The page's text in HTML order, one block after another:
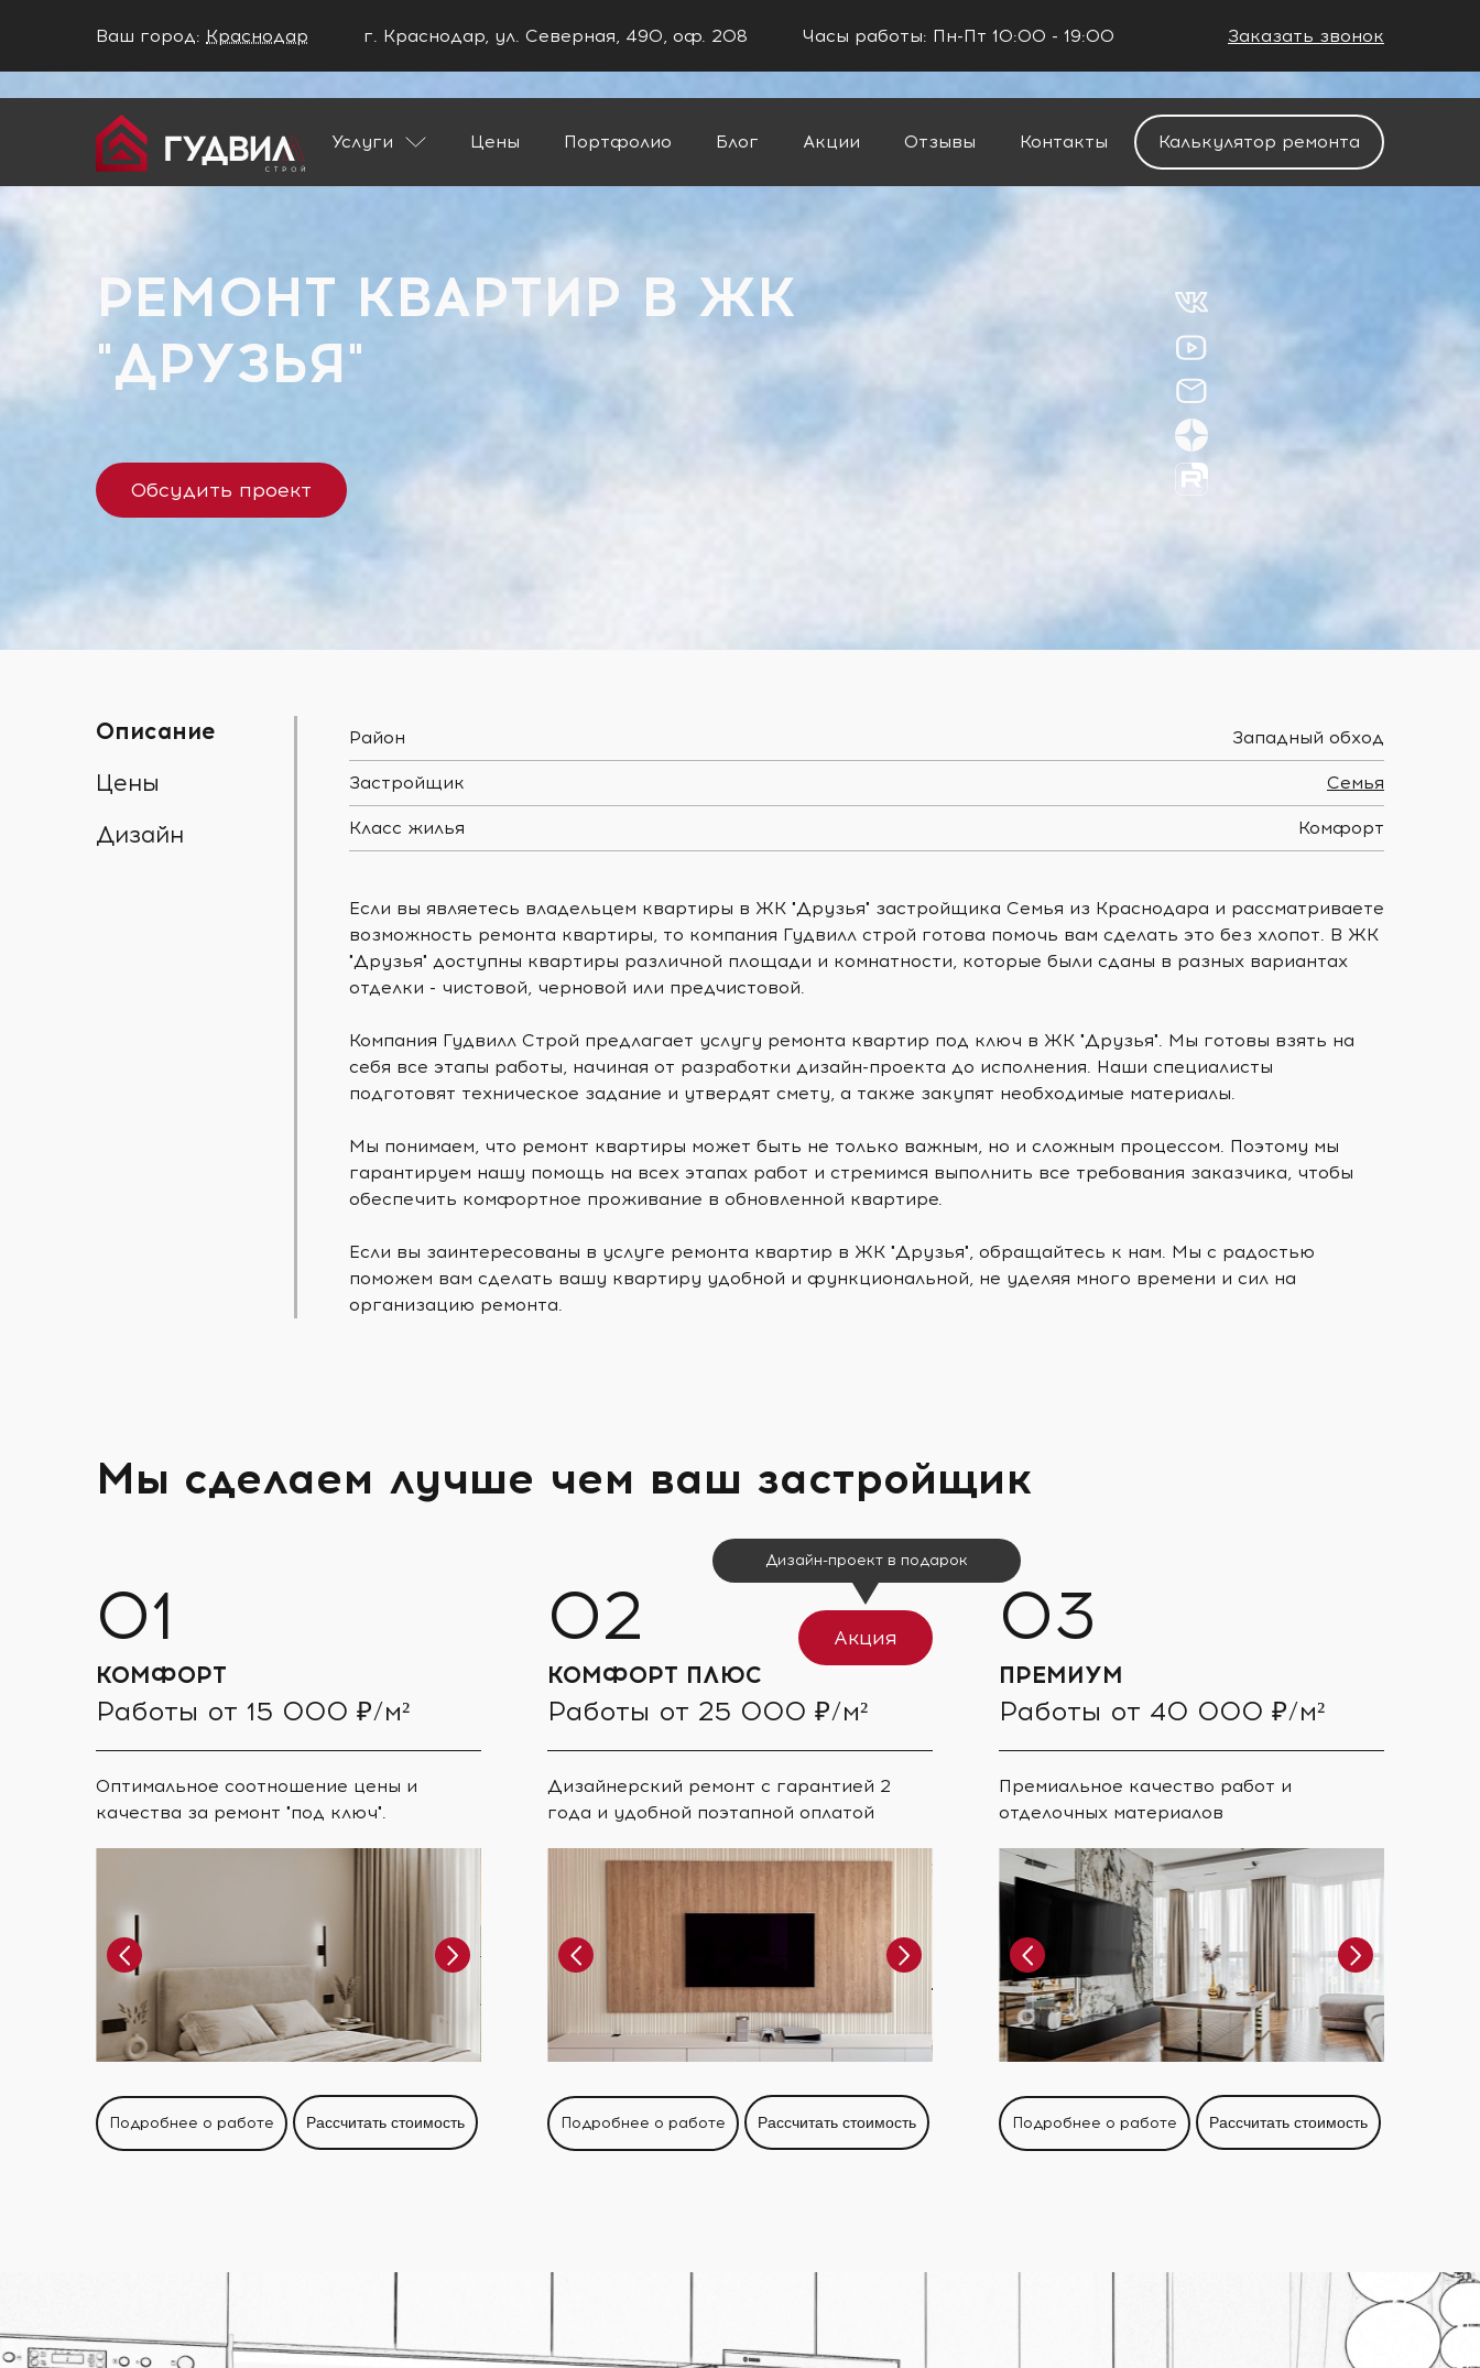
Ваш город: Краснодар
Ваш город Краснодар?
НЕТ
г. Краснодар, ул. Северная, 490, оф. 208 Часы работы: Пн-Пт 10:00 - 19:00 Заказать звонок
Услуги
Цены Портфолио Блог Акции Отзывы Контакты
Калькулятор ремонта
Главная
Застройщики
РЕМОНТ КВАРТИР В ЖК
"ДРУЗЬЯ"
Обсудить проект
Описание
Цены
Дизайн
Район Западный обход
Застройщик Семья
Класс жилья Комфорт
Если вы являетесь владельцем квартиры в ЖК "Друзья" застройщика Семья из Краснодара и рассматриваете
возможность ремонта квартиры, то компания Гудвилл строй готова помочь вам сделать это без хлопот. В ЖК
"Друзья" доступны квартиры различной площади и комнатности, которые были сданы в разных вариантах
отделки - чистовой, черновой или предчистовой.
Компания Гудвилл Строй предлагает услугу ремонта квартир под ключ в ЖК "Друзья". Мы готовы взять на
себя все этапы работы, начиная от разработки дизайн-проекта до исполнения. Наши специалисты
подготовят техническое задание и утвердят смету, а также закупят необходимые материалы.
Мы понимаем, что ремонт квартиры может быть не только важным, но и сложным процессом. Поэтому мы
гарантируем нашу помощь на всех этапах работ и стремимся выполнить все требования заказчика, чтобы
обеспечить комфортное проживание в обновленной квартире.
Если вы заинтересованы в услуге ремонта квартир в ЖК "Друзья", обращайтесь к нам. Мы с радостью
поможем вам сделать вашу квартиру удобной и функциональной, не уделяя много времени и сил на
организацию ремонта.
Мы сделаем лучше чем ваш застройщик
КОМФОРТ
Работы от 15 000 ₽/м²
Оптимальное соотношение цены и
качества за ремонт "под ключ".
Подробнее о работе Рассчитать стоимость
КОМФОРТ ПЛЮС
Работы от 25 000 ₽/м²
Дизайнерский ремонт с гарантией 2
года и удобной поэтапной оплатой
Подробнее о работе Рассчитать стоимость
Акция
Дизайн-проект в подарок
ПРЕМИУМ
Работы от 40 000 ₽/м²
Премиальное качество работ и
отделочных материалов
Подробнее о работе Рассчитать стоимость